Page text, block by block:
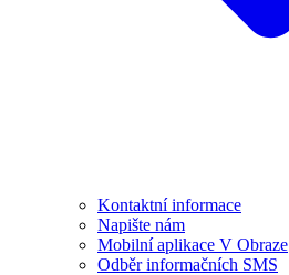
Kontaktní informace
Napište nám
Mobilní aplikace V Obraze
Odběr informačních SMS